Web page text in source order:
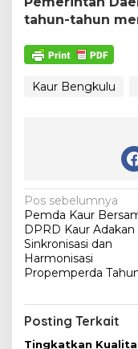
tahun-tahun
Kaur Bengkulu
N
a
v
i
a
s
Pos sebelumnya
Pemda Kaur
DPRD Kaur
Sinkronisasi dan
Harmonisasi
Propemperda
Posting Terkait
Tingkatkan